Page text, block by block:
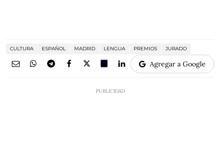
CULTURA ESPAÑOL MADRID LENGUA PREMIOS JURADO
Agregar a Google